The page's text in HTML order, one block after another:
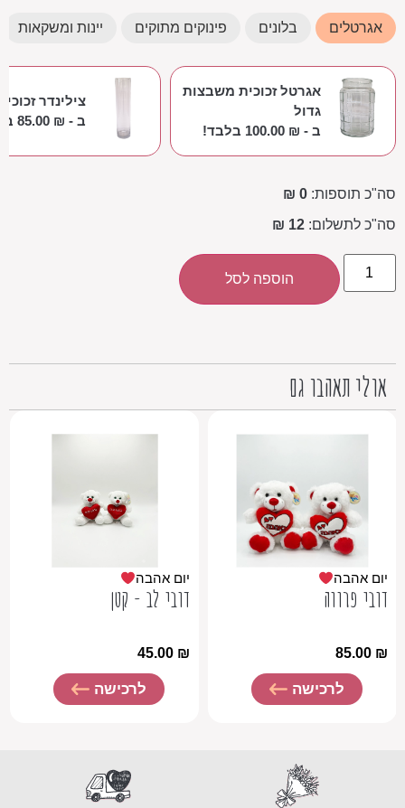
אגרטלים בלונים פינוקים מתוקים יינות ומשקאות
אגרטל זכוכית משבצות
גדול
ב -
100.00 ₪ בלבד!
צילינדר
ב -
85.00 ₪
סה"כ תוספות: 0 ₪
סה"כ לתשלום: 12 ₪
הוספה לסל
אולי תאהבו גם
יום אהבה
דובי פרווה
85.00 ₪
לרכישה
יום אהבה
דובי לב - קטן
45.00 ₪
לרכישה